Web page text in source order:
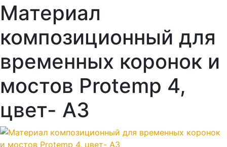
Материал
композиционный для
временных коронок и
мостов Protemp 4,
цвет- А3